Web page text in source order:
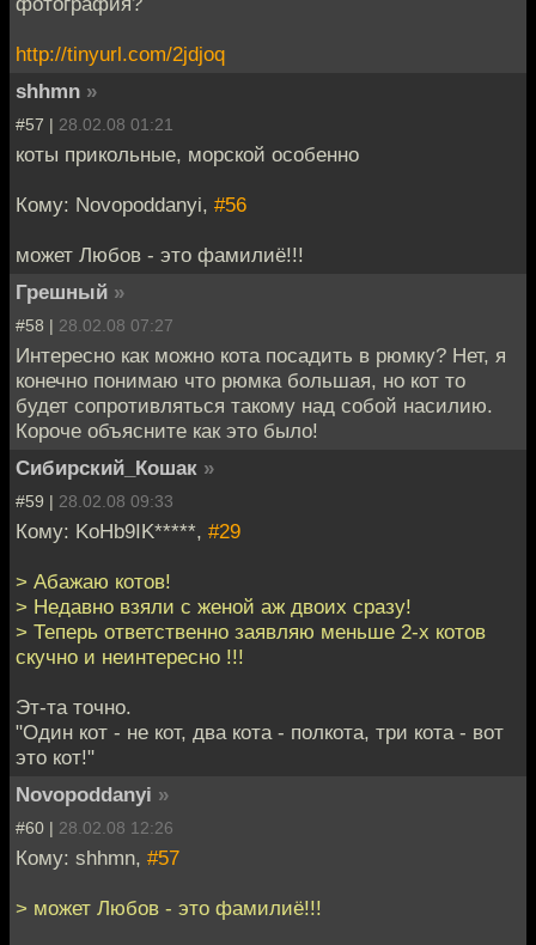
http://tinyurl.com/2jdjoq
shhmn »
#57 | 28.02.08 01:21
коты прикольные, морской особенно
Кому: Novopoddanyi, #56
может Любов - это фамилиё!!!
Грешный »
#58 | 28.02.08 07:27
Интересно как можно кота посадить в рюмку? Нет, я
конечно понимаю что рюмка большая, но кот то
будет сопротивляться такому над собой насилию.
Короче объясните как это было!
Сибирский_Кошак »
#59 | 28.02.08 09:33
Кому: KoHb9IK*****, #29
> Абажаю котов!
> Недавно взяли с женой аж двоих сразу!
> Теперь ответственно заявляю меньше 2-х котов
скучно и неинтересно !!!
Эт-та точно.
"Один кот - не кот, два кота - полкота, три кота - вот
это кот!"
Novopoddanyi »
#60 | 28.02.08 12:26
Кому: shhmn, #57
> может Любов - это фамилиё!!!